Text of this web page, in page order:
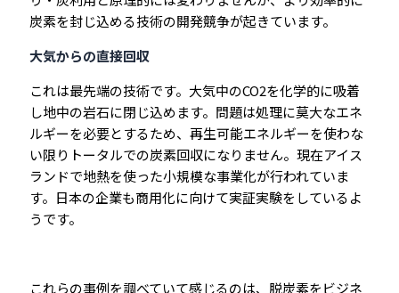
炭素を封じ込める技術の開発競争が起きています。
大気からの直接回収
これは最先端の技術です。大気中のCO2を化学的に吸着
し地中の岩石に閉じ込めます。問題は処理に莫大なエネ
ルギーを必要とするため、再生可能エネルギーを使わな
い限りトータルでの炭素回収になりません。現在アイス
ランドで地熱を使った小規模な事業化が行われていま
す。日本の企業も商用化に向けて実証実験をしているよ
うです。
これらの事例を調べていて感じるのは、脱炭素をビジネ